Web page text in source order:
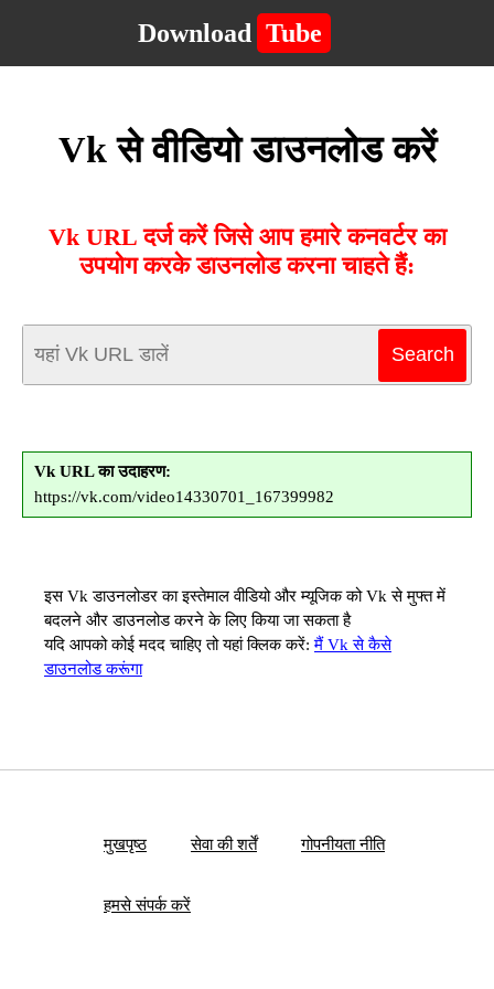
Download Tube
Vk से वीडियो डाउनलोड करें
Vk URL दर्ज करें जिसे आप हमारे कनवर्टर का
उपयोग करके डाउनलोड करना चाहते हैं:
Vk URL का उदाहरण:
https://vk.com/video14330701_167399982
इस Vk डाउनलोडर का इस्तेमाल वीडियो और म्यूजिक को Vk से मुफ्त में
बदलने और डाउनलोड करने के लिए किया जा सकता है
यदि आपको कोई मदद चाहिए तो यहां क्लिक करें:मैं Vk से कैसे
डाउनलोड करूंगा
मुखपृष्ठ सेवा की शर्तें गोपनीयता नीति
हमसे संपर्क करें